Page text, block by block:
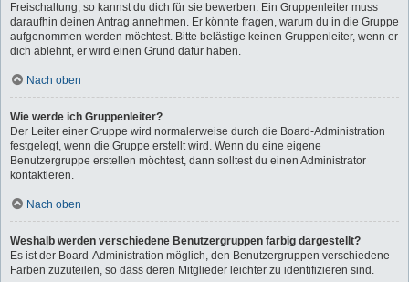
Freischaltung, so kannst du dich für sie bewerben. Ein Gruppenleiter muss
daraufhin deinen Antrag annehmen. Er könnte fragen, warum du in die Gruppe
aufgenommen werden möchtest. Bitte belästige keinen Gruppenleiter, wenn er
dich ablehnt, er wird einen Grund dafür haben.
Nach oben
Wie werde ich Gruppenleiter?
Der Leiter einer Gruppe wird normalerweise durch die Board-Administration
festgelegt, wenn die Gruppe erstellt wird. Wenn du eine eigene
Benutzergruppe erstellen möchtest, dann solltest du einen Administrator
kontaktieren.
Nach oben
Weshalb werden verschiedene Benutzergruppen farbig dargestellt?
Es ist der Board-Administration möglich, den Benutzergruppen verschiedene
Farben zuzuteilen, so dass deren Mitglieder leichter zu identifizieren sind.